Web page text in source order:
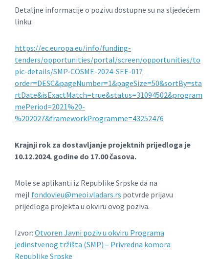
Detaljne informacije o pozivu dostupne su na sljedećem
linku:
https://ec.europa.eu/info/funding-
tenders/opportunities/portal/screen/opportunities/to
pic-details/SMP-COSME-2024-SEE-01?
order=DESC&pageNumber=1&pageSize=50&sortBy=sta
rtDate&isExactMatch=true&status=31094502&program
mePeriod=2021%20-
%202027&frameworkProgramme=43252476
Krajnji rok za dostavljanje projektnih prijedloga je
10.12.2024. godine do 17.00 časova.
Mole se aplikanti iz Republike Srpske da na
mejl fondovieu@meoi.vladars.rs potvrde prijavu
prijedloga projekta u okviru ovog poziva.
Izvor: Otvoren Javni poziv u okviru Programa
jedinstvenog tržišta (SMP) – Privredna komora
Republike Srpske